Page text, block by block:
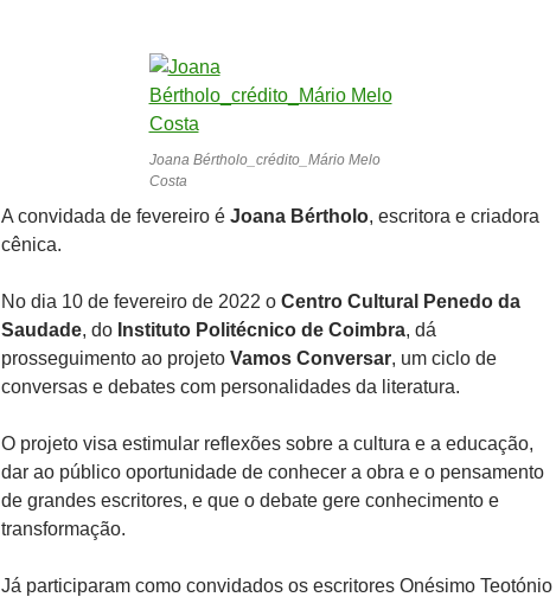
Joana Bértholo_crédito_Mário Melo
Costa
A convidada de fevereiro é Joana Bértholo, escritora e criadora
cênica.
No dia 10 de fevereiro de 2022 o Centro Cultural Penedo da
Saudade, do Instituto Politécnico de Coimbra, dá
prosseguimento ao projeto Vamos Conversar, um ciclo de
conversas e debates com personalidades da literatura.
O projeto visa estimular reflexões sobre a cultura e a educação,
dar ao público oportunidade de conhecer a obra e o pensamento
de grandes escritores, e que o debate gere conhecimento e
transformação.
Já participaram como convidados os escritores Onésimo Teotónio